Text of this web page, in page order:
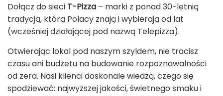
Dołącz do sieci T-Pizza – marki z ponad 30-letnią
tradycją, którą Polacy znają i wybierają od lat
(wcześniej działającej pod nazwą Telepizza).
Otwierając lokal pod naszym szyldem, nie tracisz
czasu ani budżetu na budowanie rozpoznawalności
od zera. Nasi klienci doskonale wiedzą, czego się
spodziewać: najwyższej jakości, świetnego smaku i